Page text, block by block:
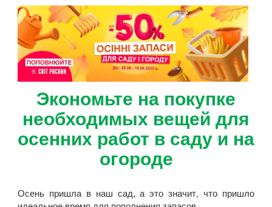
Экономьте на покупке
необходимых вещей для
осенних работ в саду и на
огороде
Осень пришла в наш сад, а это значит, что пришло